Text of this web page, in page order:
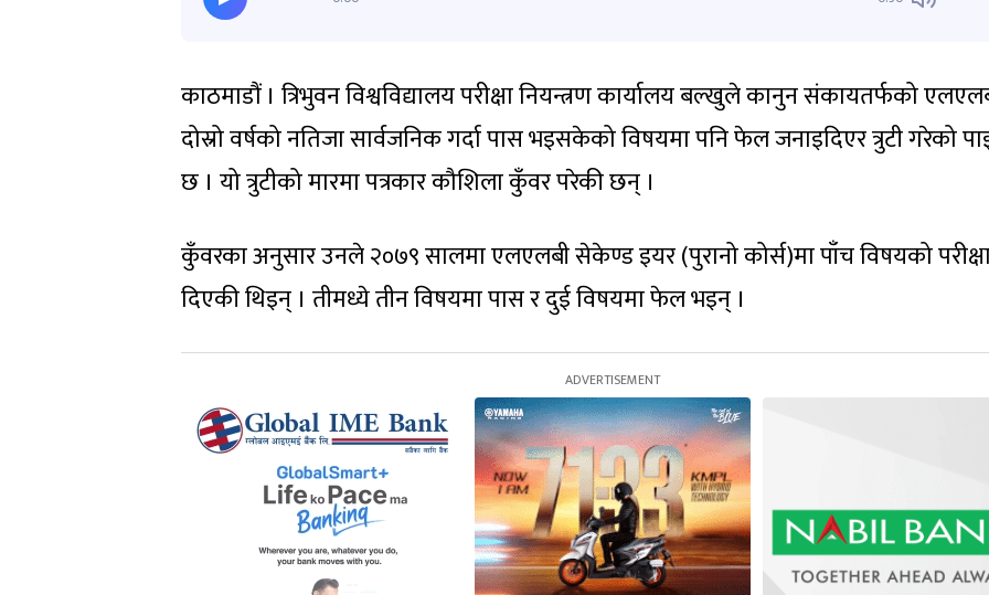
काठमाडौं । त्रिभुवन विश्वविद्यालय परीक्षा नियन्त्रण कार्यालय बल्खुले कानुन संकायतर्फको
दोस्रो वर्षको नतिजा सार्वजनिक गर्दा पास भइसकेको विषयमा पनि फेल जनाइदिएर त्रुटी गरेको
छ । यो त्रुटीको मारमा पत्रकार कौशिला कुँवर परेकी छन् ।
कुँवरका अनुसार उनले २०७९ सालमा एलएलबी सेकेण्ड इयर (पुरानो कोर्स)मा पाँच विषयको
दिएकी थिइन् । तीमध्ये तीन विषयमा पास र दुई विषयमा फेल भइन् ।